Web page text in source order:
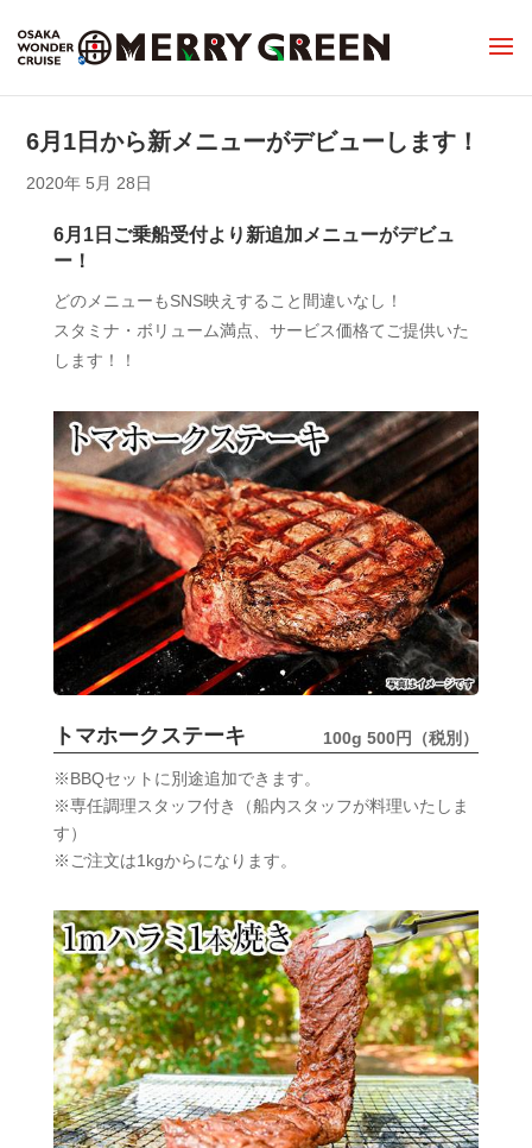
6月1日から新メニューがデビューします！
2020年 5月 28日
6月1日ご乗船受付より新追加メニューがデビュ
ー！
どのメニューもSNS映えすること間違いなし！
スタミナ・ボリューム満点、サービス価格てご提供いた
します！！
トマホークステーキ 100g 500円（税別）
※BBQセットに別途追加できます。
※専任調理スタッフ付き（船内スタッフが料理いたしま
す）
※ご注文は1kgからになります。